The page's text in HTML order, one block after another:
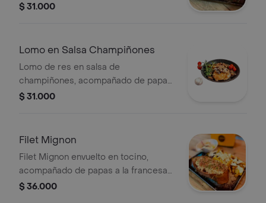
ensalada de tomate, cebolla y
$ 31.000
Lomo en Salsa Champiñones
Lomo de res en salsa de
champiñones, acompañado de papas
a la francesa, ensalada de tomate,
$ 31.000
Filet Mignon
Filet Mignon envuelto en tocino,
acompañado de papas a la francesa
con salsa y ensalada de tomate,
$ 36.000